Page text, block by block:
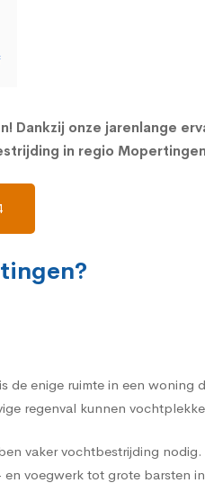
onze jarenlange
in regio
enige ruimte in een
regenval kunnen
vaker vochtbestrijding
voegwerk tot grote barsten